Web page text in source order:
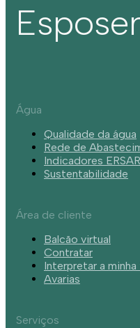
Água
Qualidade da água
Rede de
Indicadores ERSAR
Sustentabilidade
Área de cliente
Balcão virtual
Contratar
Interpretar a minha
Avarias
Serviços